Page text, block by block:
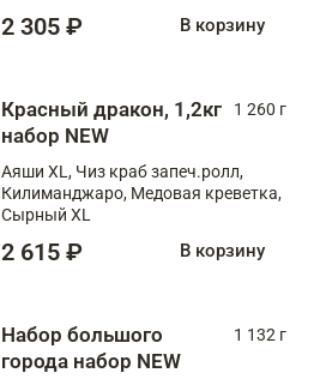
2 305 ₽ В корзину
Красный дракон, 1,2кг
набор NEW
1 260 г
Аяши XL, Чиз краб запеч.ролл,
Килиманджаро, Медовая креветка,
Сырный XL
2 615 ₽ В корзину
Набор большого
города набор NEW
1 132 г